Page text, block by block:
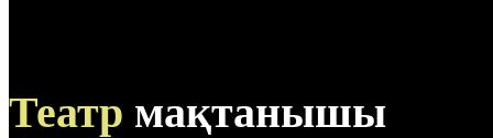
Театр мақтанышы